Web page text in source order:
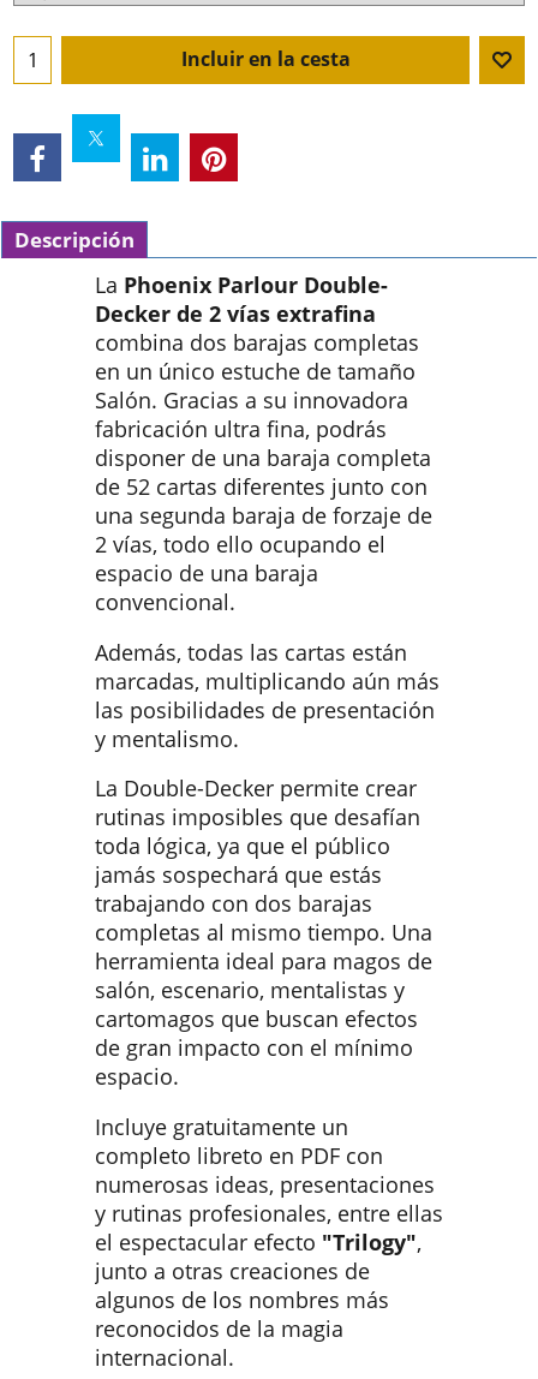
Incluir en la cesta
Descripción
La Phoenix Parlour Double-
Decker de 2 vías extrafina
combina dos barajas completas
en un único estuche de tamaño
Salón. Gracias a su innovadora
fabricación ultra fina, podrás
disponer de una baraja completa
de 52 cartas diferentes junto con
una segunda baraja de forzaje de
2 vías, todo ello ocupando el
espacio de una baraja
convencional.
Además, todas las cartas están
marcadas, multiplicando aún más
las posibilidades de presentación
y mentalismo.
La Double-Decker permite crear
rutinas imposibles que desafían
toda lógica, ya que el público
jamás sospechará que estás
trabajando con dos barajas
completas al mismo tiempo. Una
herramienta ideal para magos de
salón, escenario, mentalistas y
cartomagos que buscan efectos
de gran impacto con el mínimo
espacio.
Incluye gratuitamente un
completo libreto en PDF con
numerosas ideas, presentaciones
y rutinas profesionales, entre ellas
el espectacular efecto "Trilogy",
junto a otras creaciones de
algunos de los nombres más
reconocidos de la magia
internacional.